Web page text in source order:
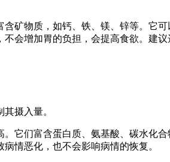
含矿物质，如钙、铁、镁、锌等。它
会增加胃的负担，会提高食欲。建
摄入量。
它们富含蛋白质、氨基酸、碳水化
情恶化，也不会影响病情的恢复。